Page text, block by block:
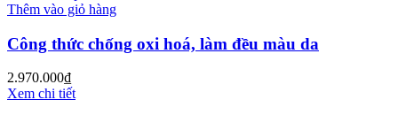
Thêm vào giỏ hàng
Công thức chống oxi hoá, làm đều màu da
2.970.000₫
Xem chi tiết